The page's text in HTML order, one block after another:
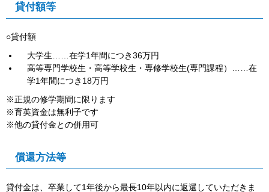
貸付額等
○貸付額
大学生……在学1年間につき36万円
高等専門学校生・高等学校生・専修学校生(専門課程）……在
学1年間につき18万円
※正規の修学期間に限ります
※育英資金は無利子です
※他の貸付金との併用可
償還方法等
貸付金は、卒業して1年後から最長10年以内に返還していただきま